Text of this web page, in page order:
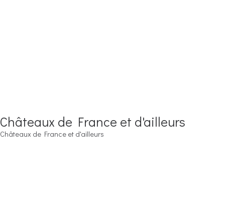
Châteaux de France et d'ailleurs
Châteaux de France et d'ailleurs